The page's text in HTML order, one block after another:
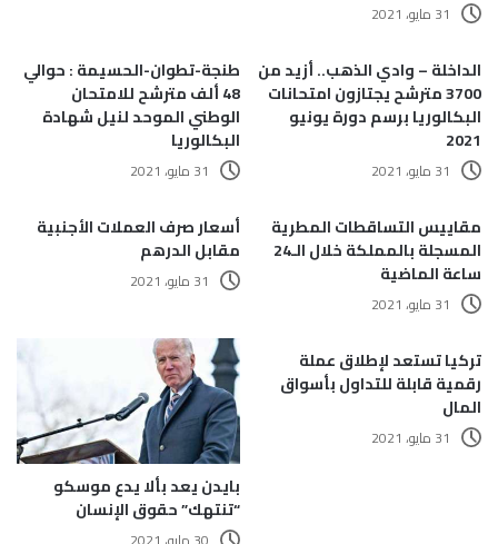
31 مايو، 2021
الداخلة – وادي الذهب.. أزيد من
3700 مترشح يجتازون امتحانات
البكالوريا برسم دورة يونيو
2021
31 مايو، 2021
طنجة-تطوان-الحسيمة : حوالي
48 ألف مترشح للامتحان
الوطني الموحد لنيل شهادة
البكالوريا
31 مايو، 2021
مقاييس التساقطات المطرية
المسجلة بالمملكة خلال الـ24
ساعة الماضية
31 مايو، 2021
أسعار صرف العملات الأجنبية
مقابل الدرهم
31 مايو، 2021
تركيا تستعد لإطلاق عملة
رقمية قابلة للتداول بأسواق
المال
31 مايو، 2021
بايدن يعد بألا يدع موسكو
“تنتهك” حقوق الإنسان